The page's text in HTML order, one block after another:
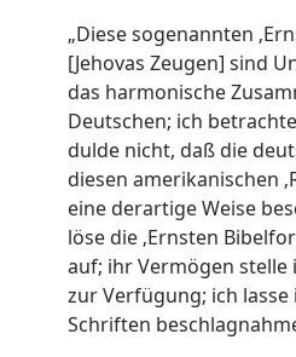
„Diese sogenannten
[Jehovas Zeugen] sind
das harmonische
Deutschen; ich
dulde nicht, daß die
diesen amerikanischen
eine derartige Weise
löse die ‚Ernsten
auf; ihr Vermögen
zur Verfügung; ich
Schriften